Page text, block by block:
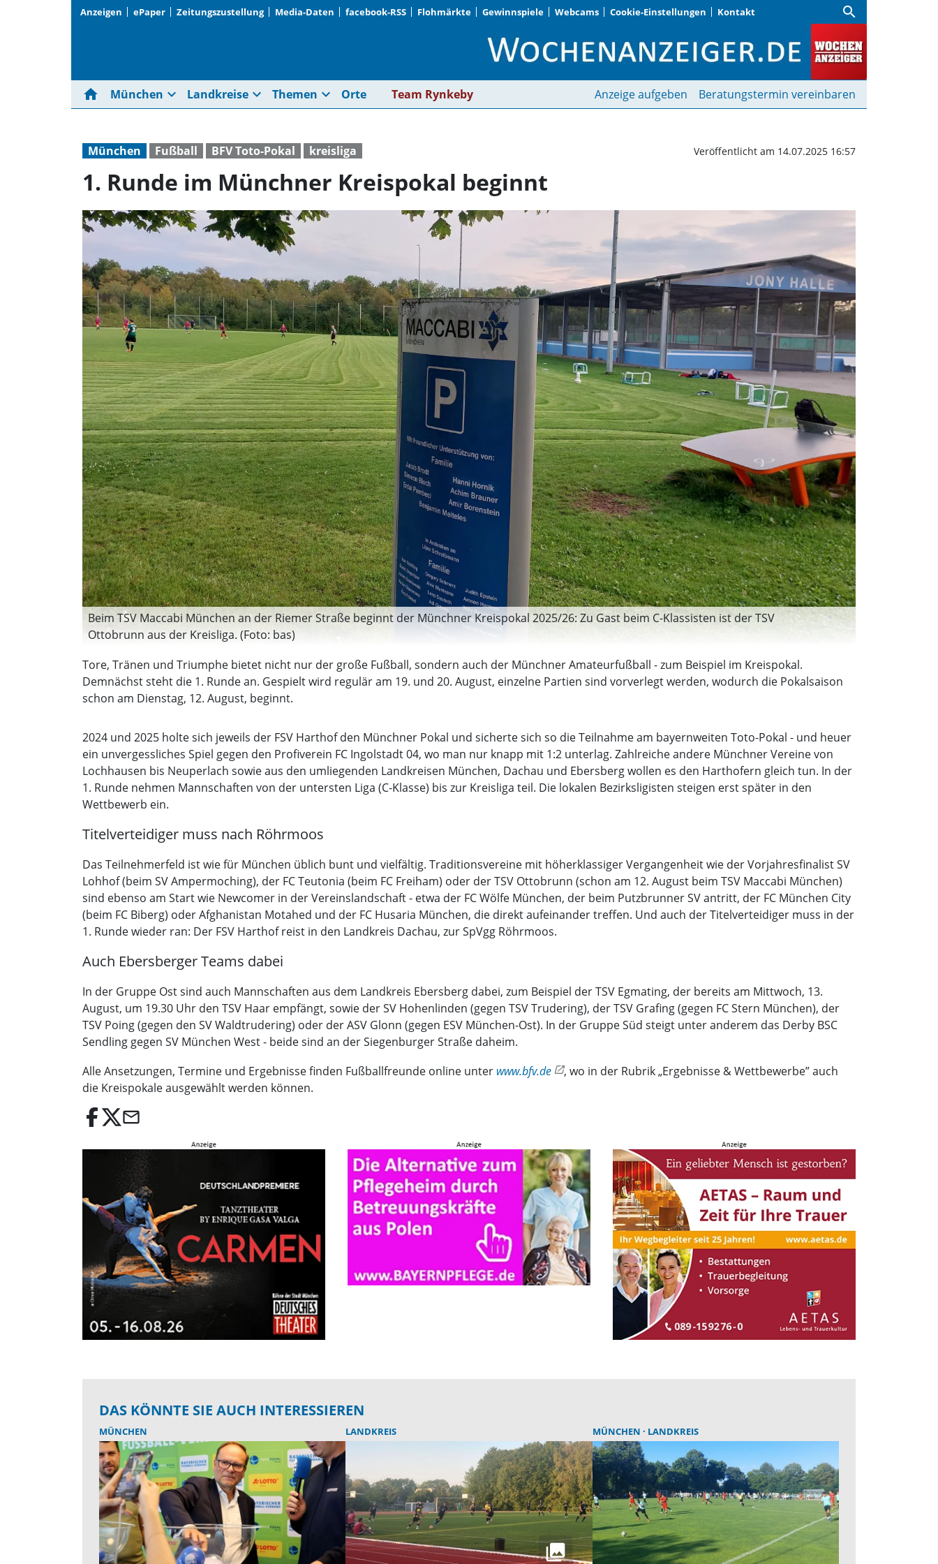
Anzeigen ePaper Zeitungszustellung Media-Daten facebook-RSS Flohmärkte Gewinnspiele Webcams Cookie-Einstellungen Kontakt search
1. Runde im Münchner Kreispokal beginnt |
home München expand_more Landkreise expand_more Themen expand_more Orte Team Rynkeby Anzeige aufgeben Beratungstermin vereinbaren
München Fußball BFV Toto-Pokal kreisliga Veröffentlicht am 14.07.2025 16:57
1. Runde im Münchner Kreispokal beginnt
Beim TSV Maccabi München an der Riemer Straße beginnt der Münchner Kreispokal 2025/26: Zu Gast beim C-Klassisten ist der TSV
Ottobrunn aus der Kreisliga. (Foto: bas)
Tore, Tränen und Triumphe bietet nicht nur der große Fußball, sondern auch der Münchner Amateurfußball - zum Beispiel im Kreispokal.
Demnächst steht die 1. Runde an. Gespielt wird regulär am 19. und 20. August, einzelne Partien sind vorverlegt werden, wodurch die Pokalsaison
schon am Dienstag, 12. August, beginnt.
2024 und 2025 holte sich jeweils der FSV Harthof den Münchner Pokal und sicherte sich so die Teilnahme am bayernweiten Toto-Pokal - und heuer
ein unvergessliches Spiel gegen den Profiverein FC Ingolstadt 04, wo man nur knapp mit 1:2 unterlag. Zahlreiche andere Münchner Vereine von
Lochhausen bis Neuperlach sowie aus den umliegenden Landkreisen München, Dachau und Ebersberg wollen es den Harthofern gleich tun. In der
1. Runde nehmen Mannschaften von der untersten Liga (C-Klasse) bis zur Kreisliga teil. Die lokalen Bezirksligisten steigen erst später in den
Wettbewerb ein.
Titelverteidiger muss nach Röhrmoos
Das Teilnehmerfeld ist wie für München üblich bunt und vielfältig. Traditionsvereine mit höherklassiger Vergangenheit wie der Vorjahresfinalist SV
Lohhof (beim SV Ampermoching), der FC Teutonia (beim FC Freiham) oder der TSV Ottobrunn (schon am 12. August beim TSV Maccabi München)
sind ebenso am Start wie Newcomer in der Vereinslandschaft - etwa der FC Wölfe München, der beim Putzbrunner SV antritt, der FC München City
(beim FC Biberg) oder Afghanistan Motahed und der FC Husaria München, die direkt aufeinander treffen. Und auch der Titelverteidiger muss in der
1. Runde wieder ran: Der FSV Harthof reist in den Landkreis Dachau, zur SpVgg Röhrmoos.
Auch Ebersberger Teams dabei
In der Gruppe Ost sind auch Mannschaften aus dem Landkreis Ebersberg dabei, zum Beispiel der TSV Egmating, der bereits am Mittwoch, 13.
August, um 19.30 Uhr den TSV Haar empfängt, sowie der SV Hohenlinden (gegen TSV Trudering), der TSV Grafing (gegen FC Stern München), der
TSV Poing (gegen den SV Waldtrudering) oder der ASV Glonn (gegen ESV München-Ost). In der Gruppe Süd steigt unter anderem das Derby BSC
Sendling gegen SV München West - beide sind an der Siegenburger Straße daheim.
Alle Ansetzungen, Termine und Ergebnisse finden Fußballfreunde online unter www.bfv.de
, wo in der Rubrik „Ergebnisse & Wettbewerbe” auch
die Kreispokale ausgewählt werden können.
email
DAS KÖNNTE SIE AUCH INTERESSIEREN
MÜNCHEN LANDKREIS MÜNCHEN LANDKREIS